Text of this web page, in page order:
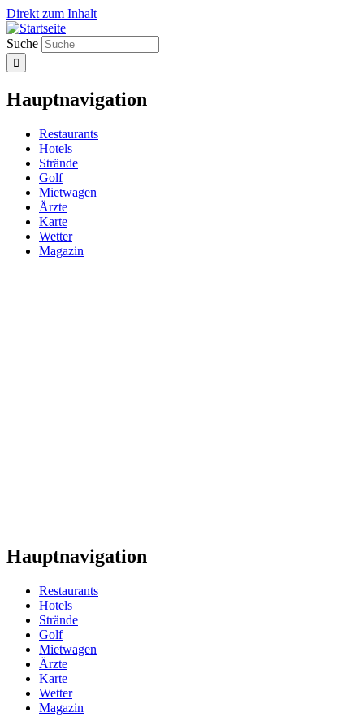
Direkt zum Inhalt
Suche
Hauptnavigation
Restaurants
Hotels
Strände
Golf
Mietwagen
Ärzte
Karte
Wetter
Magazin
Hauptnavigation
Restaurants
Hotels
Strände
Golf
Mietwagen
Ärzte
Karte
Wetter
Magazin